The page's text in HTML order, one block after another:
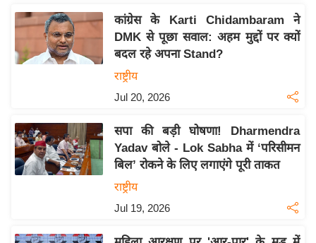
स
उ
द्यो
ग
त
वि
शे
य
कांग्रेस के Karti Chidambaram ने
DMK से पूछा सवाल: अहम मुद्दों पर क्यों
बदल रहे अपना Stand?
राष्ट्रीय
Jul 20, 2026
सपा की बड़ी घोषणा! Dharmendra
Yadav बोले - Lok Sabha में ‘परिसीमन
बिल’ रोकने के लिए लगाएंगे पूरी ताकत
राष्ट्रीय
Jul 19, 2026